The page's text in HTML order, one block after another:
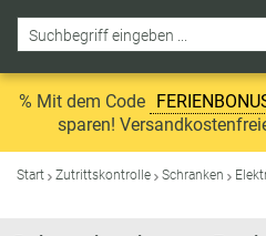
% Mit dem Code
sparen!
Start Zutrittskontrolle Schranken